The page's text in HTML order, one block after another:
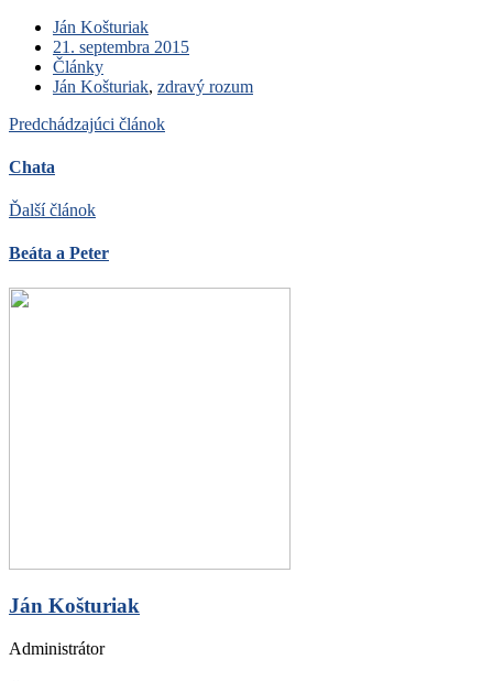
Ján Košturiak
21. septembra 2015
Články
Ján Košturiak, zdravý rozum
Predchádzajúci článok
Chata
Ďalší článok
Beáta a Peter
Ján Košturiak
Administrátor